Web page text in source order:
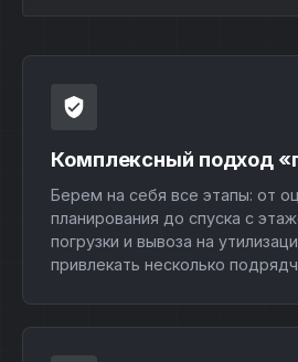
Комплексный подход
Берем на себя все этапы: от
планирования до спуска с
погрузки и вывоза на
привлекать несколько